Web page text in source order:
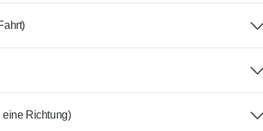
eine Richtung)